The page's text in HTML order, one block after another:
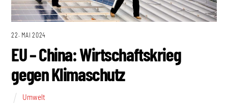
22. MAI 2024
EU – China: Wirtschaftskrieg
gegen Klimaschutz
Umwelt